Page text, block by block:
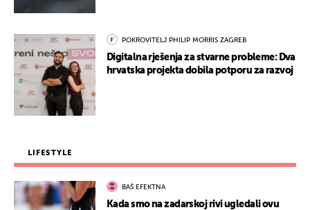
POKROVITELJ PHILIP MORRIS ZAGREB
Digitalna rješenja za stvarne probleme: Dva
hrvatska projekta dobila potporu za razvoj
LIFESTYLE
BAŠ EFEKTNA
Kada smo na zadarskoj rivi ugledali ovu